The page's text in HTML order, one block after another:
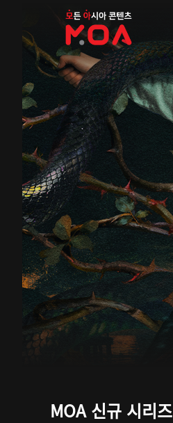
MOA
MOA 신규 시리즈